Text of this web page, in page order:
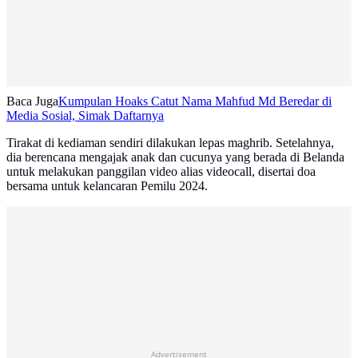
Baca JugaKumpulan Hoaks Catut Nama Mahfud Md Beredar di
Media Sosial, Simak Daftarnya
Tirakat di kediaman sendiri dilakukan lepas maghrib. Setelahnya,
dia berencana mengajak anak dan cucunya yang berada di Belanda
untuk melakukan panggilan video alias videocall, disertai doa
bersama untuk kelancaran Pemilu 2024.
Advertisement